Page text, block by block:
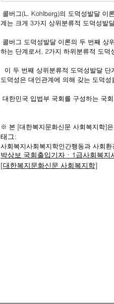
콜버그(L. Kohlberg)의 도덕성발달 이
계는 크게 3가지 상위분류적 도덕성발
하는 단계로서, 2가지 하위분류적 도덕
도덕성은 대인관계에 의해 갖는 도덕
대한민국 입법부 국회를 구성하는 국
※ 본 [대한복지문화신문 사회복지학]
태그:
사회복지사회복지학인간행동과 사회환
박상보 국회출입기자ㆍ1급사회복지
[대한복지문화신문 사회복지학]